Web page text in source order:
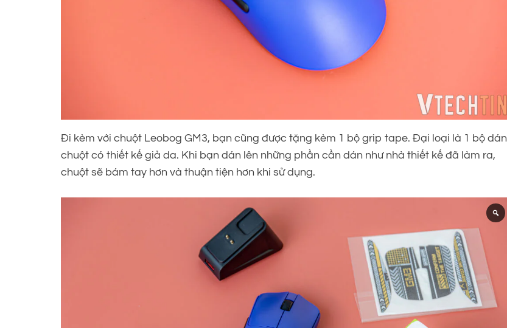
Đi kèm với chuột Leobog GM3, bạn cũng được tặng kèm 1 bộ grip tape. Đại loại là 1 bộ dán
chuột có thiết kế giả da. Khi bạn dán lên những phần cần dán như nhà thiết kế đã làm ra,
chuột sẽ bám tay hơn và thuận tiện hơn khi sử dụng.